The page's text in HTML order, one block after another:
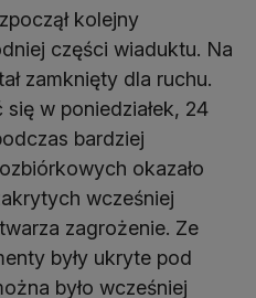
kolejny
części wiaduktu. Na
zamknięty dla ruchu.
się w poniedziałek, 24
bardziej
okazało
wcześniej
zagrożenie. Ze
były ukryte pod
było wcześniej